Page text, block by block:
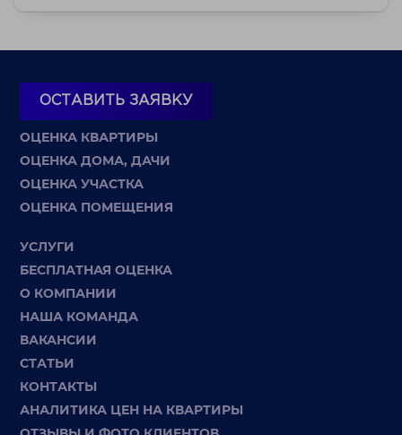
ОСТАВИТЬ ЗАЯВКУ
ОЦЕНКА КВАРТИРЫ
ОЦЕНКА ДОМА, ДАЧИ
ОЦЕНКА УЧАСТКА
ОЦЕНКА ПОМЕЩЕНИЯ
УСЛУГИ
БЕСПЛАТНАЯ ОЦЕНКА
О КОМПАНИИ
НАША КОМАНДА
ВАКАНСИИ
СТАТЬИ
КОНТАКТЫ
АНАЛИТИКА ЦЕН НА КВАРТИРЫ